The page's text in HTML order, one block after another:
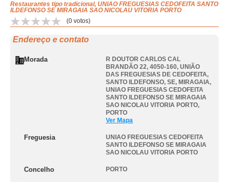
Restaurantes tipo tradicional, UNIAO FREGUESIAS CEDOFEITA SANTO
ILDEFONSO SE MIRAGAIA SAO NICOLAU VITORIA PORTO
(0 votos)
Endereço e contato
Morada
R DOUTOR CARLOS CAL
BRANDÃO 22, 4050-160, UNIÃO
DAS FREGUESIAS DE CEDOFEITA,
SANTO ILDEFONSO, SE, MIRAGAIA,
UNIAO FREGUESIAS CEDOFEITA
SANTO ILDEFONSO SE MIRAGAIA
SAO NICOLAU VITORIA PORTO,
PORTO
Ver Mapa
Freguesia
UNIAO FREGUESIAS CEDOFEITA
SANTO ILDEFONSO SE MIRAGAIA
SAO NICOLAU VITORIA PORTO
Concelho PORTO